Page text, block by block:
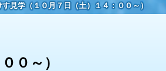
見学（１０月７日（土）１４：００～）
０～）